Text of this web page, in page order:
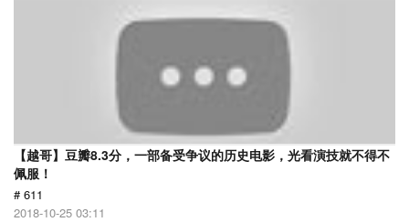
【越哥】豆瓣8.3分，一部备受争议的历史电影，光看演技就不得不
佩服！
# 611
2018-10-25 03:11